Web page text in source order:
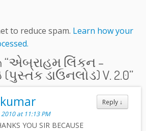
to reduce spam. Learn how your
એબ્રાહમ લિંકન –
ડાઉનલોડ) V. 2.0”
Reply ↓
at 11:13 PM
YOU SIR BECAUSE